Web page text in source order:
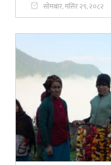
सोमबार, मंसिर २९, २०८२